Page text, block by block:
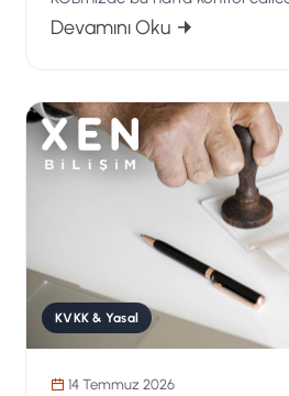
Devamını Oku: KVKK'nın
KVKK & Yasal
14 Temmuz 2026